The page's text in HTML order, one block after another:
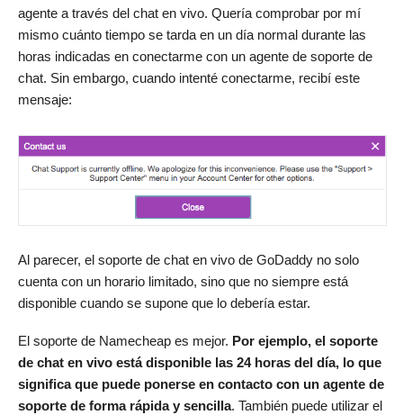
agente a través del chat en vivo. Quería comprobar por mí
mismo cuánto tiempo se tarda en un día normal durante las
horas indicadas en conectarme con un agente de soporte de
chat. Sin embargo, cuando intenté conectarme, recibí este
mensaje:
Al parecer, el soporte de chat en vivo de GoDaddy no solo
cuenta con un horario limitado, sino que no siempre está
disponible cuando se supone que lo debería estar.
El soporte de Namecheap es mejor. Por ejemplo, el soporte
de chat en vivo está disponible las 24 horas del día, lo que
significa que puede ponerse en contacto con un agente de
soporte de forma rápida y sencilla. También puede utilizar el